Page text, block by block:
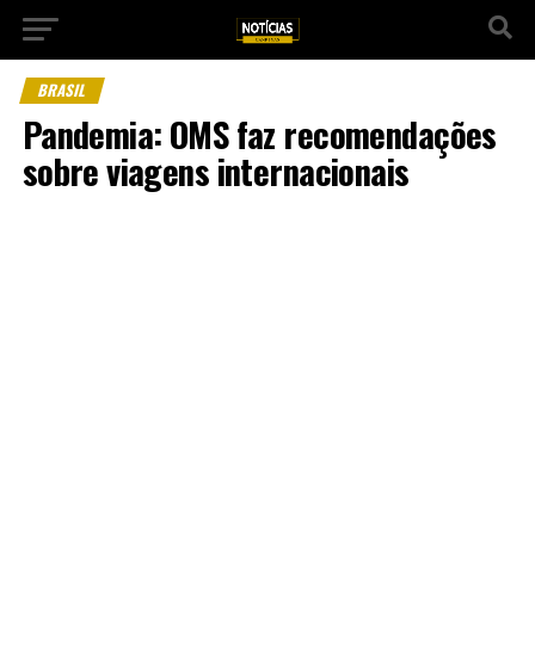
BRASIL
Pandemia: OMS faz recomendações
sobre viagens internacionais